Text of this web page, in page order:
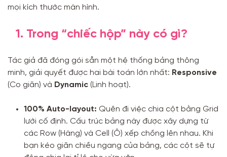
mọi kích thước màn hình.
1. Trong “chiếc hộp” này có gì?
Tác giả đã đóng gói sẵn một hệ thống bảng thông
minh, giải quyết được hai bài toán lớn nhất: Responsive
(Co giãn) và Dynamic (Linh hoạt).
100% Auto-layout: Quên đi việc chia cột bằng Grid
lưới cố định. Cấu trúc bảng này được xây dựng từ
các Row (Hàng) và Cell (Ô) xếp chồng lên nhau. Khi
bạn kéo giãn chiều ngang của bảng, các cột sẽ tự